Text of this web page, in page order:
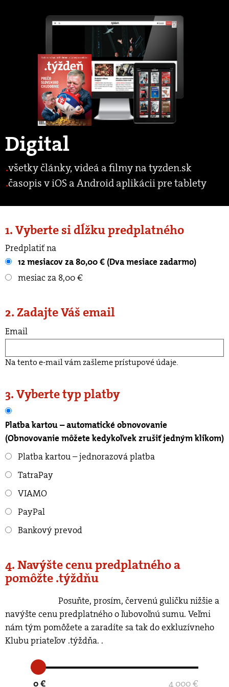
Digital
všetky články, videá a filmy na tyzden.sk
časopis v iOS a Android aplikácii pre tablety
1. Vyberte si dĺžku predplatného
Predplatiť na
12 mesiacov za 80,00 € (Dva mesiace zadarmo)
mesiac za 8,00 €
2. Zadajte Váš email
Email
Na tento e-mail vám zašleme prístupové údaje.
3. Vyberte typ platby
Platba kartou – automatické obnovovanie
(Obnovovanie môžete kedykoľvek zrušiť jedným klikom)
Platba kartou – jednorazová platba
TatraPay
VIAMO
PayPal
Bankový prevod
4. Navýšte cenu predplatného a
pomôžte .týždňu
navýšte cenu predplatného o ľubovoľnú sumu. Veľmi
nám tým pomôžete a zaradíte sa tak do exkluzívneho
Klubu priateľov .týždňa. .
0 € 4 000 €